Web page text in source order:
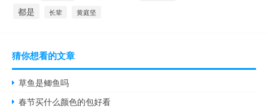
都是 长辈 黄庭坚
猜你想看的文章
草鱼是鲫鱼吗
春节买什么颜色的包好看